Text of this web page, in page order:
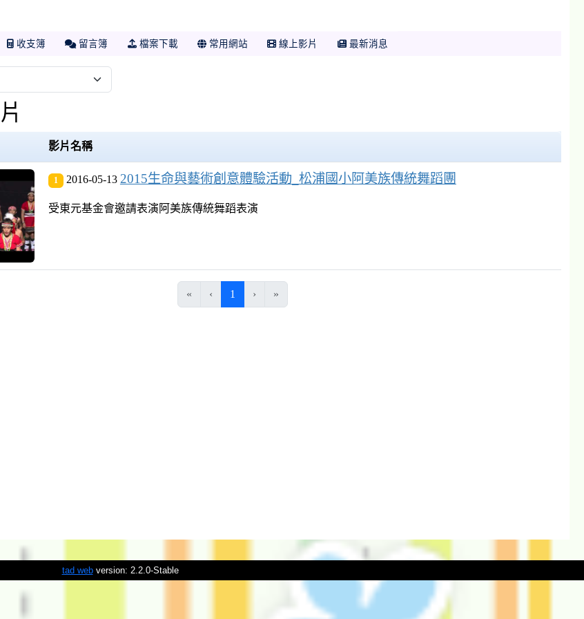
收支簿 留言簿 檔案下載 常用網站 線上影片 最新消息
影片名稱
1 2016-05-13 2015生命與藝術創意體驗活動_松浦國小阿美族傳統舞蹈團
受東元基金會邀請表演阿美族傳統舞蹈表演
« ‹ 1 (目前頁次)
› »
tad webversion: 2.2.0-Stable